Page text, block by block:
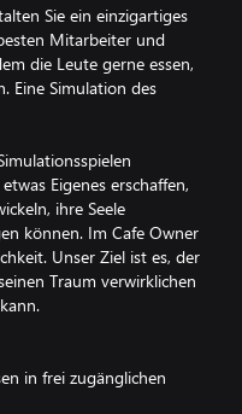
Sie ein einzigartiges
Mitarbeiter und
die Leute gerne essen,
Eine Simulation des
Eigenes erschaffen,
ihre Seele
können. Im Cafe Owner
Unser Ziel ist es, der
Traum verwirklichen
in frei zugänglichen